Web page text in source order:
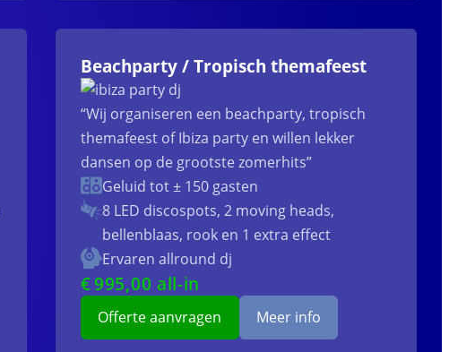
Beachparty / Tropisch themafeest
“Wij organiseren een beachparty, tropisch
themafeest of Ibiza party en willen lekker
dansen op de grootste zomerhits”
Geluid tot ± 150 gasten
8 LED discospots, 2 moving heads,
bellenblaas, rook en 1 extra effect
Ervaren allround dj
€995,00 all-in
Offerte aanvragen Meer info